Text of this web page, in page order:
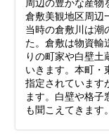
周辺の豊かな産物
倉敷美観地区周辺
当時の倉敷川は潮
た。倉敷は物資輸
りの町家や白壁土
いきます。本町・
指定されています
ます。白壁や格
も聞こえてきます。